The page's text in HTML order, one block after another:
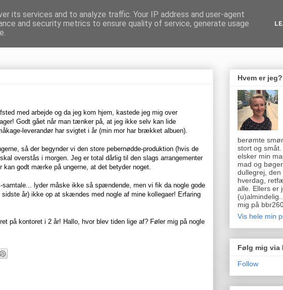
med arbejde og da jeg kom hjem, kastede jeg mig over
Godt gået når man tænker på, at jeg ikke selv kan lide
leverandør har svigtet i år (min mor har brækket albuen).
så der begynder vi den store pebernødde-produktion (hvis de
overstås i morgen. Jeg er total dårlig til den slags arrangementer
godt mærke på ungerne, at det betyder noget.
samtale... lyder måske ikke så spændende, men vi fik da nogle gode
år) ikke op at skændes med nogle af mine kollegaer! Erfaring
på kontoret i 2 år! Hallo, hvor blev tiden lige af? Føler mig på nogle
Hvem er jeg?
berømte
stort og
elsker min
mad og
dullegrej, den
hverdag,
alle. Ellers er
mig på
Vis hele min
Følg mig via
Follow
its services and to analyze traffic. Your IP address and user-agent
and security metrics to ensure quality of service, generate usage